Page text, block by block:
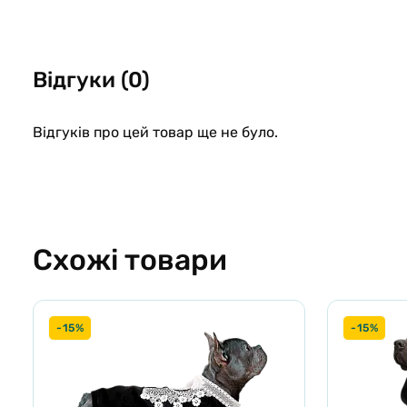
використовуйте відбілювач, хімічні засоби для прання,
для прання.
Відгуки (0)
Відгуків про цей товар ще не було.
Схожі товари
-15% -15%